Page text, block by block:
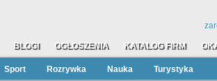
BLOGI OGŁOSZENIA KATALOG FIRM
Sport Rozrywka Nauka Turystyka